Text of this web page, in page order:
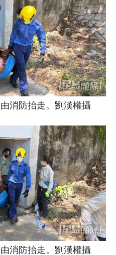
消防抬走。劉漢權攝
消防抬走。劉漢權攝